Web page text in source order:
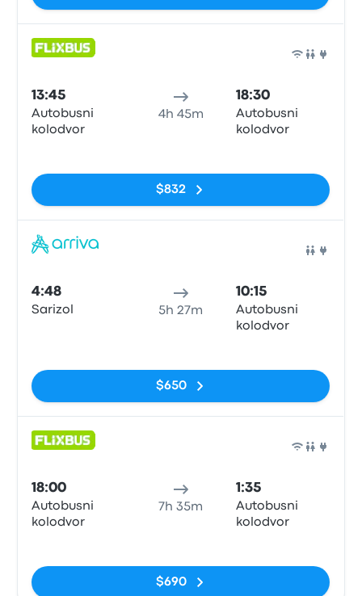
13:45
Autobusni
kolodvor
4h 45m
18:30
Autobusni
kolodvor
$832
4:48
Sarizol 5h 27m
10:15
Autobusni
kolodvor
$650
18:00
Autobusni
kolodvor
7h 35m
1:35
Autobusni
kolodvor
$690